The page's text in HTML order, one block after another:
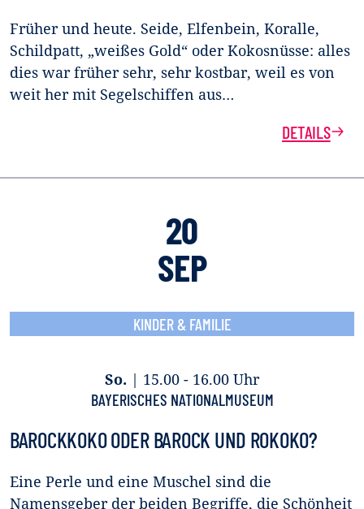
Früher und heute. Seide, Elfenbein, Koralle,
Schildpatt, „weißes Gold“ oder Kokosnüsse: alles
dies war früher sehr, sehr kostbar, weil es von
weit her mit Segelschiffen aus…
DETAILS
20
SEP
KINDER & FAMILIE
So. | 15.00 - 16.00 Uhr
BAYERISCHES NATIONALMUSEUM
BAROCKKOKO ODER BAROCK UND ROKOKO?
Eine Perle und eine Muschel sind die
Namensgeber der beiden Begriffe, die Schönheit